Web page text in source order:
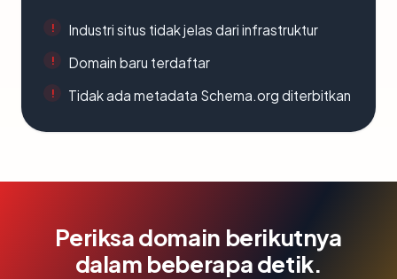
Industri situs tidak jelas dari infrastruktur
Domain baru terdaftar
Tidak ada metadata Schema.org diterbitkan
Periksa domain berikutnya
dalam beberapa detik.